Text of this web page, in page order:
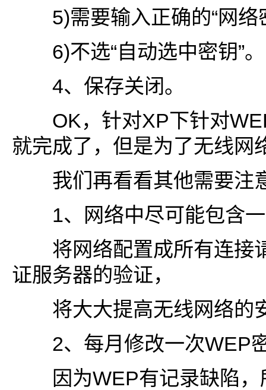
5)需要输入正确的“网络
6)不选“自动选中密钥”。
4、保存关闭。
OK，针对XP下针对
就完成了，但是为了无线网
我们再看看其他需要注
1、网络中尽可能包含一
将网络配置成所有连接
证服务器的验证，
将大大提高无线网络的
2、每月修改一次WEP
因为WEP有记录缺陷，